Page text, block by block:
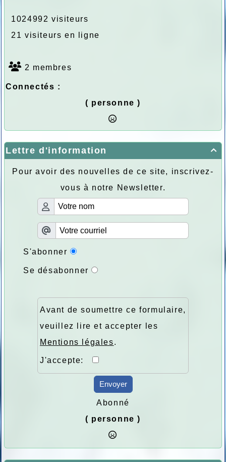
1024992 visiteurs
21 visiteurs en ligne
2 membres
Connectés :
( personne )

Lettre d'information
Pour avoir des nouvelles de ce site, inscrivez-
vous à notre Newsletter.
S'abonner
Se désabonner
Avant de soumettre ce formulaire,
veuillez lire et accepter les
Mentions légales.
J'accepte:
Envoyer
Abonné
( personne )